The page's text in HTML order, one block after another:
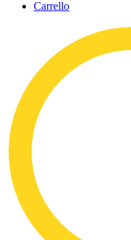
Carrello